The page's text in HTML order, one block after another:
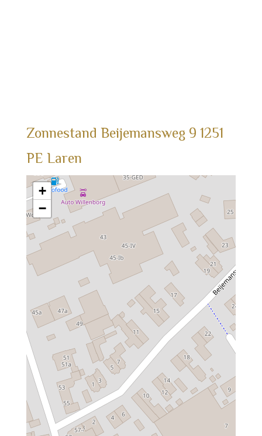
Zonnestand Beijemansweg 9 1251
PE Laren
+
−